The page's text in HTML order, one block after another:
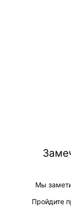
Мы
Пройдите